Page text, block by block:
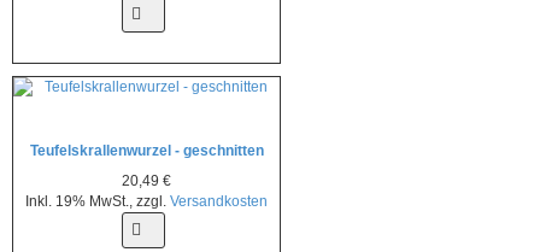
Teufelskrallenwurzel - geschnitten
20,49 €
Inkl. 19% MwSt., zzgl. Versandkosten